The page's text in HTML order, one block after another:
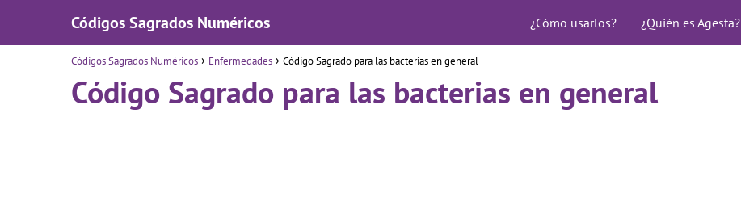
Códigos Sagrados Numéricos ¿Cómo usarlos? ¿Quién es Agesta?
Códigos Sagrados Numéricos Enfermedades Código Sagrado para las bacterias en general
Código Sagrado para las bacterias en general